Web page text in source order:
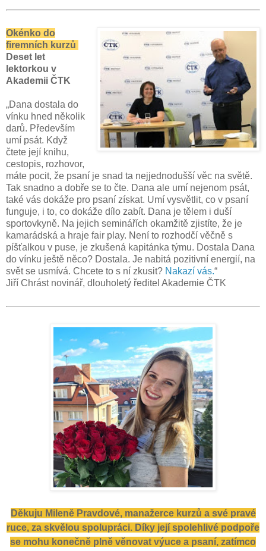
Okénko do
firemních kurzů
Deset let
lektorkou v
Akademii ČTK
„Dana dostala do
vínku hned několik
darů. Především
umí psát. Když
čtete její knihu,
cestopis, rozhovor,
máte pocit, že psaní je snad ta nejjednodušší věc na světě.
Tak snadno a dobře se to čte. Dana ale umí nejenom psát,
také vás dokáže pro psaní získat. Umí vysvětlit, co v psaní
funguje, i to, co dokáže dílo zabít. Dana je tělem i duší
sportovkyně. Na jejich seminářích okamžitě zjistíte, že je
kamarádská a hraje fair play. Není to rozhodčí věčně s
píšťalkou v puse, je zkušená kapitánka týmu. Dostala Dana
do vínku ještě něco? Dostala. Je nabitá pozitivní energií, na
svět se usmívá. Chcete to s ní zkusit? Nakazí vás.“
Jiří Chrást novinář, dlouholetý ředitel Akademie ČTK
Děkuju Mileně Pravdové, manažerce kurzů a své pravé
ruce, za skvělou spolupráci. Díky její spolehlivé podpoře
se mohu konečně plně věnovat výuce a psaní, zatímco